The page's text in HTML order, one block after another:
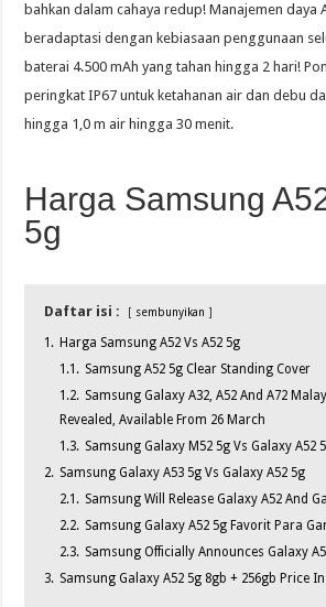
bahkan dalam cahaya redup! Manajemen daya
beradaptasi dengan kebiasaan penggunaan
baterai 4.500 mAh yang tahan hingga 2 hari!
peringkat IP67 untuk ketahanan air dan debu
hingga 1,0 m air hingga 30 menit.
Harga Samsung
5g
Daftar isi : sembunyikan
1. Harga Samsung A52 Vs A52 5g
1.1. Samsung A52 5g Clear Standing Cover
1.2. Samsung Galaxy A32, A52 And A72
Revealed, Available From 26 March
1.3. Samsung Galaxy M52 5g Vs Galaxy A52
2. Samsung Galaxy A53 5g Vs Galaxy A52 5g
2.1. Samsung Will Release Galaxy A52 And
2.2. Samsung Galaxy A52 5g Favorit Para
2.3. Samsung Officially Announces Galaxy
3. Samsung Galaxy A52 5g 8gb + 256gb Price